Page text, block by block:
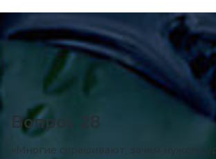
Вопрос 28
«Многие спрашивают, зачем нужен